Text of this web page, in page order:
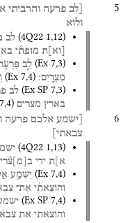
5 [לב פרעה והרביתי
ולוא
(4Q22 1,12) לב
וא ת מופת֯י בא
(Ex 7,3) לֵ֣ב
מִצְרָֽיִם׃
(Ex 7,4)
(Ex SP 7,3) לב
בארץ מצרים 7,4)
6 [ישמע אלכם פרעה
צבאתי]
(4Q22 1,13)
א]ת ידי ב מ
(Ex 7,4) יִשְׁמַ֤ע
וְהוֹצֵאתִ֨י אֶת־
(Ex SP 7,4)
והוצאתי את